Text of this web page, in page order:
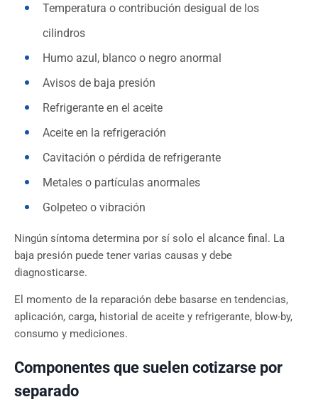
Temperatura o contribución desigual de los
cilindros
Humo azul, blanco o negro anormal
Avisos de baja presión
Refrigerante en el aceite
Aceite en la refrigeración
Cavitación o pérdida de refrigerante
Metales o partículas anormales
Golpeteo o vibración
Ningún síntoma determina por sí solo el alcance final. La
baja presión puede tener varias causas y debe
diagnosticarse.
El momento de la reparación debe basarse en tendencias,
aplicación, carga, historial de aceite y refrigerante, blow-by,
consumo y mediciones.
Componentes que suelen cotizarse por
separado